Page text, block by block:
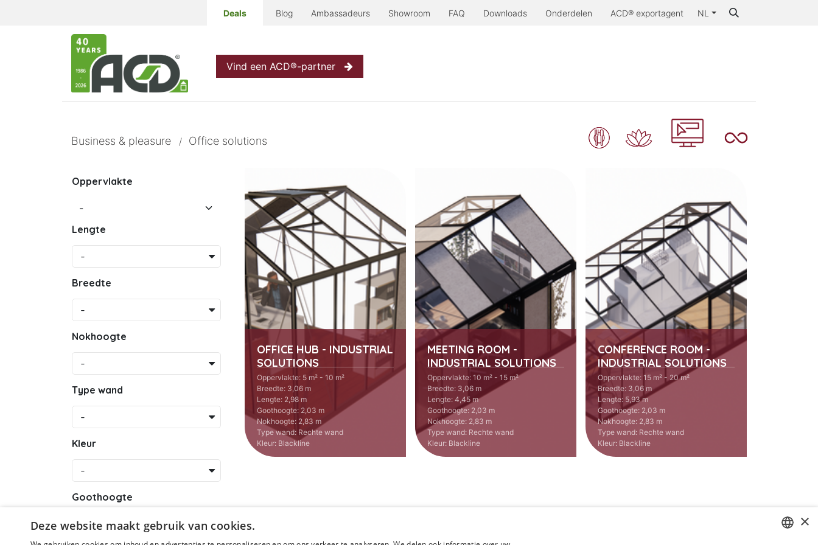
Deals Blog Ambassadeurs Showroom FAQ Downloads Onderdelen ACD® exportagent NL
Vind een ACD®-partner
Business & pleasure / Office solutions
Oppervlakte
Lengte
-
Breedte
-
Nokhoogte
-
Type wand
-
Kleur
-
Goothoogte
-
OFFICE HUB - INDUSTRIAL
SOLUTIONS
Oppervlakte: 5 m² - 10 m²
Breedte: 3,06 m
Lengte: 2,98 m
Goothoogte: 2,03 m
Nokhoogte: 2,83 m
Type wand: Rechte wand
Kleur: Blackline
MEETING ROOM -
INDUSTRIAL SOLUTIONS
Oppervlakte: 10 m² - 15 m²
Breedte: 3,06 m
Lengte: 4,45 m
Goothoogte: 2,03 m
Nokhoogte: 2,83 m
Type wand: Rechte wand
Kleur: Blackline
CONFERENCE ROOM -
INDUSTRIAL SOLUTIONS
Oppervlakte: 15 m² - 20 m²
Breedte: 3,06 m
Lengte: 5,93 m
Goothoogte: 2,03 m
Nokhoogte: 2,83 m
Type wand: Rechte wand
Kleur: Blackline
×
Deze website maakt gebruik van cookies.